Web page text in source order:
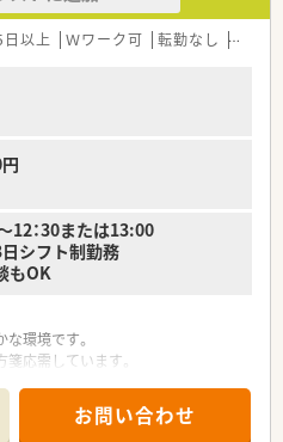
以上 Ｗワーク可 転勤なし 車通
12：30または13:00
シフト制勤務
もOK
環境です。
応需しています。
お問い合わせ